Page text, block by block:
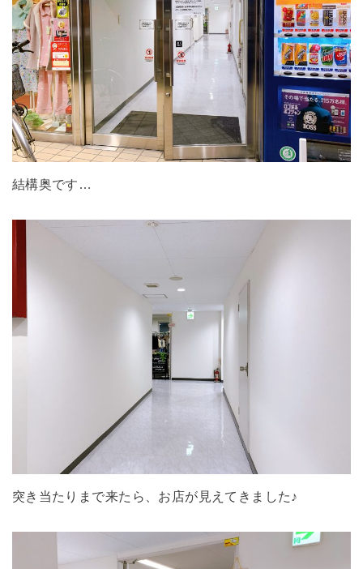
結構奥です…
突き当たりまで来たら、お店が見えてきました♪